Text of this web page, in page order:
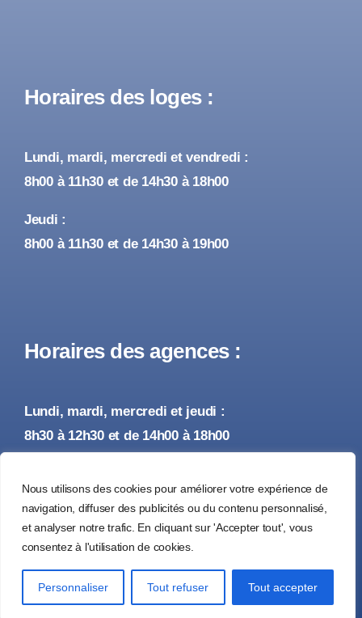
Nous utilisons des cookies pour améliorer votre expérience de
navigation, diffuser des publicités ou du contenu personnalisé,
et analyser notre trafic. En cliquant sur 'Accepter tout', vous
consentez à l'utilisation de cookies.
Personnaliser Tout refuser Tout accepter
Horaires des loges :
Lundi, mardi, mercredi et vendredi :
8h00 à 11h30 et de 14h30 à 18h00
Jeudi :
8h00 à 11h30 et de 14h30 à 19h00
Horaires des agences :
Lundi, mardi, mercredi et jeudi :
8h30 à 12h30 et de 14h00 à 18h00
8h30 à 12h30 et de 14h00 à 17h00
© 2026 • Tous droits réservés •Mentions Légales